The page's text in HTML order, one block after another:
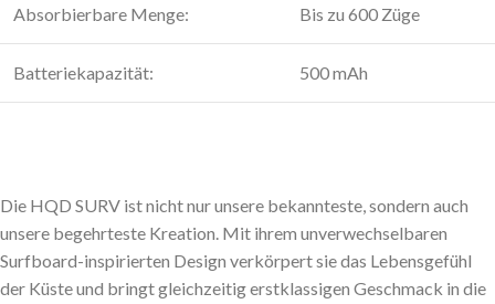
Absorbierbare Menge: Bis zu 600 Züge
Batteriekapazität: 500 mAh
Die HQD SURV ist nicht nur unsere bekannteste, sondern auch
unsere begehrteste Kreation. Mit ihrem unverwechselbaren
Surfboard-inspirierten Design verkörpert sie das Lebensgefühl
der Küste und bringt gleichzeitig erstklassigen Geschmack in die